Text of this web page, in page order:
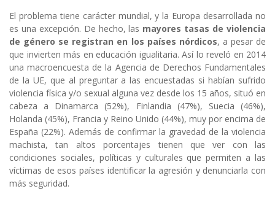
El problema tiene carácter mundial, y la Europa desarrollada no
es una excepción. De hecho, las mayores tasas de violencia
de género se registran en los países nórdicos, a pesar de
que invierten más en educación igualitaria. Así lo reveló en 2014
una macroencuesta de la Agencia de Derechos Fundamentales
de la UE, que al preguntar a las encuestadas si habían sufrido
violencia física y/o sexual alguna vez desde los 15 años, situó en
cabeza a Dinamarca (52%), Finlandia (47%), Suecia (46%),
Holanda (45%), Francia y Reino Unido (44%), muy por encima de
España (22%). Además de confirmar la gravedad de la violencia
machista, tan altos porcentajes tienen que ver con las
condiciones sociales, políticas y culturales que permiten a las
víctimas de esos países identificar la agresión y denunciarla con
más seguridad.